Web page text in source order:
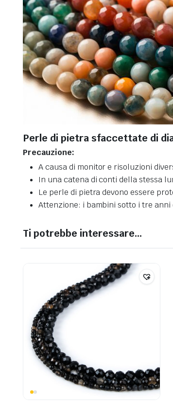
Perle di pietra sfaccettate di
Precauzione:
A causa di monitor e risoluzioni
In una catena di conti della stessa
Le perle di pietra devono essere
Attenzione: i bambini sotto i tre
Ti potrebbe interessare…